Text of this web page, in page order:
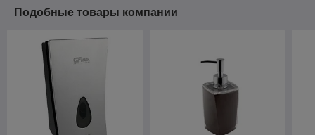
Подобные товары компании